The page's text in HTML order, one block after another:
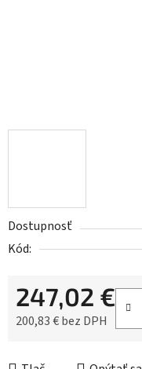
Dostupnosť
Kód:
247,02 €
200,83 € bez DPH